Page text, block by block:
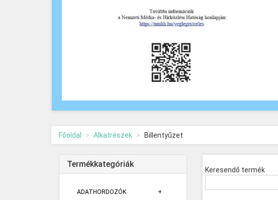
Főoldal Alkatrészek Billentyűzet
Termékkategóriák
ADATHORDOZÓK
Keresendő termék